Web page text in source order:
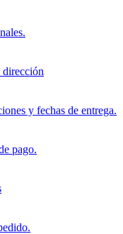
dirección
y fechas de entrega.
pago.